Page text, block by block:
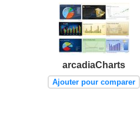
arcadiaCharts
Ajouter pour comparer